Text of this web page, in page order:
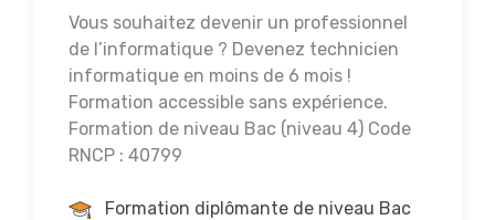
Vous souhaitez devenir un professionnel
de l’informatique ? Devenez technicien
informatique en moins de 6 mois !
Formation accessible sans expérience.
Formation de niveau Bac (niveau 4) Code
RNCP : 40799
Formation diplômante de niveau Bac